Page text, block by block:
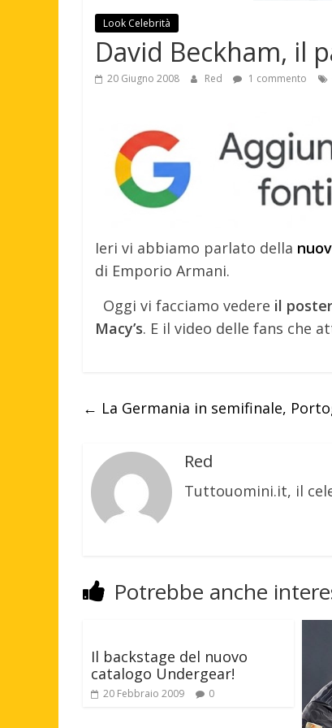
Look Celebrità
David Beckham, il
20 Giugno 2008 Red 1 commento
Ieri vi abbiamo parlato della
di Emporio Armani.
Oggi vi facciamo vedere il
Macy’s. E il video delle fans che
← La Germania in semifinale,
Red
Tuttouomini.it, il
Potrebbe anche
Il backstage del nuovo
catalogo Undergear!
20 Febbraio 2009 0